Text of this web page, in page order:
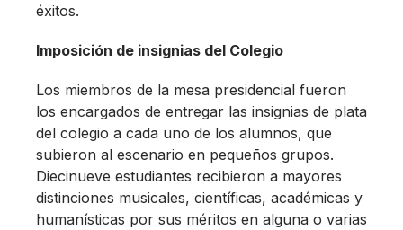
éxitos.
Imposición de insignias del Colegio
Los miembros de la mesa presidencial fueron
los encargados de entregar las insignias de plata
del colegio a cada uno de los alumnos, que
subieron al escenario en pequeños grupos.
Diecinueve estudiantes recibieron a mayores
distinciones musicales, científicas, académicas y
humanísticas por sus méritos en alguna o varias